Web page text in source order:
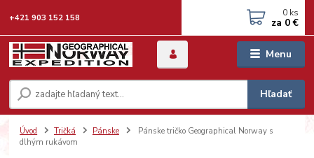
Menu
Hľadať
+421 903 152 158 0 ks
za 0 €
Úvod Tričká Pánske
Pánske tričko Geographical Norway s
dlhým rukávom